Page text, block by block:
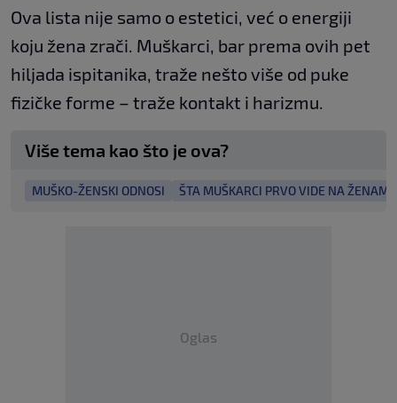
Ova lista nije samo o estetici, već o energiji
koju žena zrači. Muškarci, bar prema ovih pet
hiljada ispitanika, traže nešto više od puke
fizičke forme – traže kontakt i harizmu.
Više tema kao što je ova?
MUŠKO-ŽENSKI ODNOSI ŠTA MUŠKARCI PRVO VIDE NA ŽENAMA
Oglas